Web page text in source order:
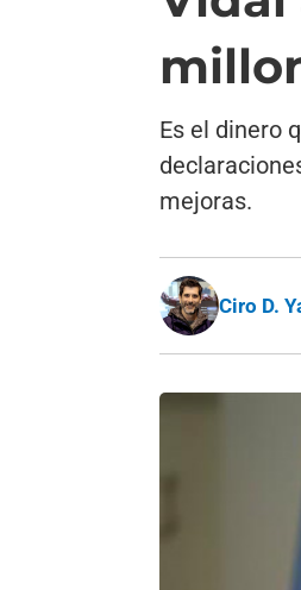
Es el dinero
mejoras.
Ciro D.